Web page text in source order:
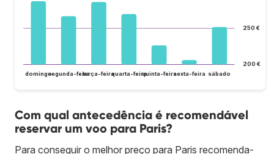
200 €
250 €
domingosegunda-feiraterça-feiraquarta-feiraquinta-feirasexta-feira sábado
Com qual antecedência é recomendável
reservar um voo para Paris?
Para conseguir o melhor preço para Paris recomenda-